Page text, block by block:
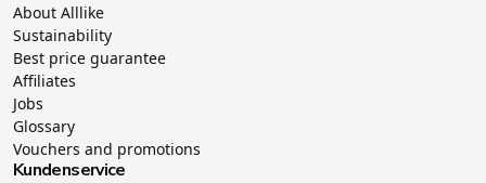
About Alllike
Sustainability
Best price guarantee
Affiliates
Jobs
Glossary
Vouchers and promotions
Kundenservice